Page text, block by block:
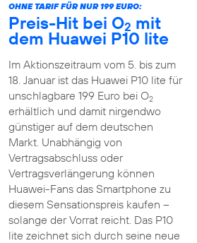
OHNE TARIF FÜR NUR 199 EURO:
Preis-Hit bei O2 mit
dem Huawei P10 lite
Im Aktionszeitraum vom 5. bis zum
18. Januar ist das Huawei P10 lite für
unschlagbare 199 Euro bei O2
erhältlich und damit nirgendwo
günstiger auf dem deutschen
Markt. Unabhängig von
Vertragsabschluss oder
Vertragsverlängerung können
Huawei-Fans das Smartphone zu
diesem Sensationspreis kaufen –
solange der Vorrat reicht. Das P10
lite zeichnet sich durch seine neue